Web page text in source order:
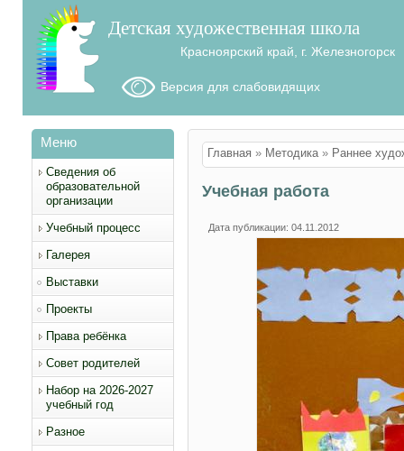
Детская художественная школа
Красноярский край, г. Железногорск
Версия для слабовидящих
Меню
Сведения об
образовательной
организации
Учебный процесс
Галерея
Выставки
Проекты
Права ребёнка
Совет родителей
Набор на 2026-2027
учебный год
Разное
Вы здесь
Главная » Методика » Раннее
Учебная работа
Дата публикации: 04.11.2012